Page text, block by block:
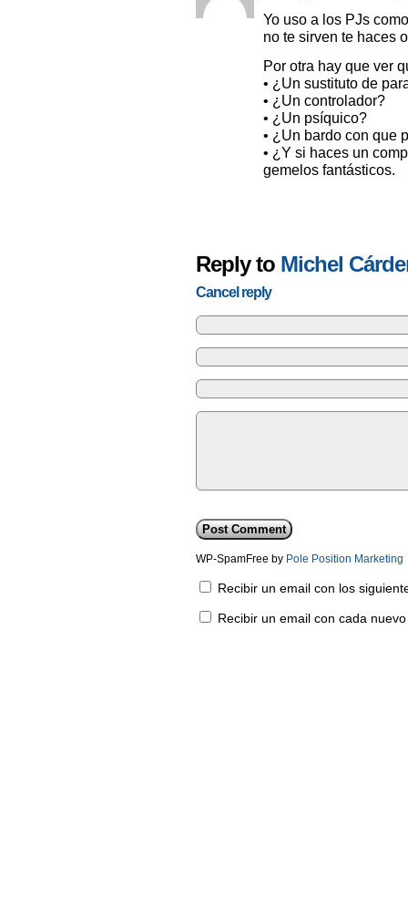
Yo uso a los PJs
no te sirven te haces
Por otra hay que ver
• ¿Un sustituto de
• ¿Un controlador?
• ¿Un psíquico?
• ¿Un bardo con que
• ¿Y si haces un
gemelos fantásticos.
Reply to Michel
Cancel reply
WP-SpamFree by Pole Position Marketing
Recibir un email con los
Recibir un email con cada